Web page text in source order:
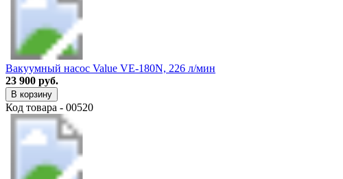
Вакуумный насос Value VE-180N, 226 л/мин
23 900 руб.
В корзину
Код товара - 00520